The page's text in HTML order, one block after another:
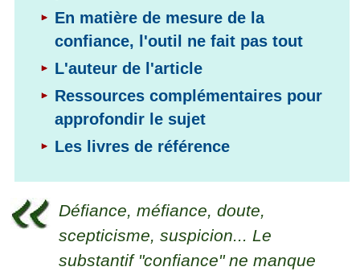
quotidien
processus
Décision
Décision
en
équipe
Techniques
SI
les
DSI
bon
décideur ?
Comment
par
l'entraide ?
Tous
articles
Efficacité
»»»
les
Analyse
de
»»»
BI
Formation
de
Projet
Entrepreneuriat
les
articles
Cours
Management
En matière de mesure de la
confiance, l'outil ne fait pas tout
L'auteur de l'article
Ressources complémentaires pour
approfondir le sujet
Les livres de référence
Défiance, méfiance, doute,
scepticisme, suspicion... Le
substantif "confiance" ne manque